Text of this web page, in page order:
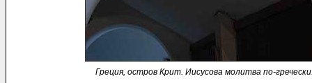
Греция, остров Крит. Иисусова молитва по-